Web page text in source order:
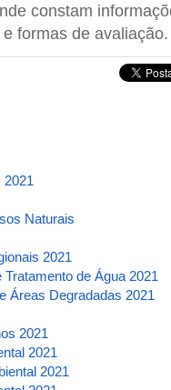
constam
formas de avaliação.
2021
Naturais
2021
de Água 2021
Áreas Degradadas 2021
2021
2021
2021